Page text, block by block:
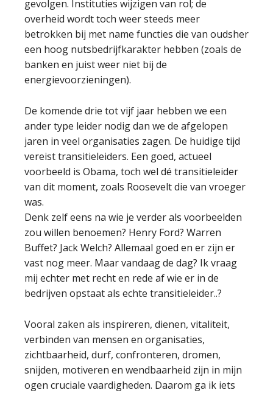
gevolgen. Instituties wijzigen van rol; de
overheid wordt toch weer steeds meer
betrokken bij met name functies die van oudsher
een hoog nutsbedrijfkarakter hebben (zoals de
banken en juist weer niet bij de
energievoorzieningen).
De komende drie tot vijf jaar hebben we een
ander type leider nodig dan we de afgelopen
jaren in veel organisaties zagen. De huidige tijd
vereist transitieleiders. Een goed, actueel
voorbeeld is Obama, toch wel dé transitieleider
van dit moment, zoals Roosevelt die van vroeger
was.
Denk zelf eens na wie je verder als voorbeelden
zou willen benoemen? Henry Ford? Warren
Buffet? Jack Welch? Allemaal goed en er zijn er
vast nog meer. Maar vandaag de dag? Ik vraag
mij echter met recht en rede af wie er in de
bedrijven opstaat als echte transitieleider..?
Vooral zaken als inspireren, dienen, vitaliteit,
verbinden van mensen en organisaties,
zichtbaarheid, durf, confronteren, dromen,
snijden, motiveren en wendbaarheid zijn in mijn
ogen cruciale vaardigheden. Daarom ga ik iets